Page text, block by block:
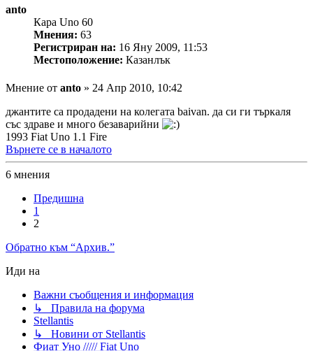
anto
Кара Uno 60
Мнения: 63
Регистриран на: 16 Яну 2009, 11:53
Местоположение: Казанлък
Мнение от anto » 24 Апр 2010, 10:42
джантите са продадени на колегата baivan. да си ги търкаля
със здраве и много безаварийни
1993 Fiat Uno 1.1 Fire
Върнете се в началото
6 мнения
Предишна
1
2
Обратно към “Архив.”
Иди на
Важни съобщения и информация
↳ Правила на форума
Stellantis
↳ Новини от Stellantis
Фиат Уно ///// Fiat Uno